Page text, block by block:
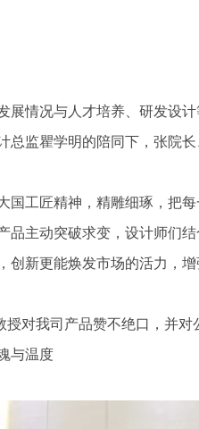
展情况与人才培养、研发设
总监瞿学明的陪同下，张院
国工匠精神，精雕细琢，把
品主动突破求变，设计师们
创新更能焕发市场的活力，
对我司产品赞不绝口，并
与温度